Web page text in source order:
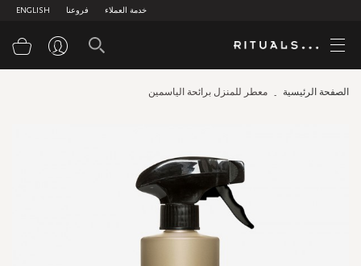
ENGLISH فروعنا خدمة العملاء
الصفحة الرئيسية معطر للمنزل برائحة الياسمين